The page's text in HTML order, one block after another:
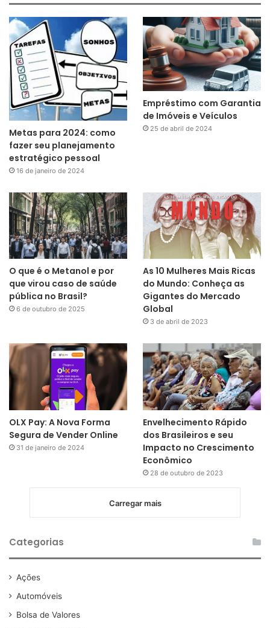
Metas para 2024: como
fazer seu planejamento
estratégico pessoal
16 de janeiro de 2024
Empréstimo com Garantia
de Imóveis e Veículos
25 de abril de 2024
O que é o Metanol e por
que virou caso de saúde
pública no Brasil?
6 de outubro de 2025
As 10 Mulheres Mais Ricas
do Mundo: Conheça as
Gigantes do Mercado
Global
3 de abril de 2023
OLX Pay: A Nova Forma
Segura de Vender Online
31 de janeiro de 2024
Envelhecimento Rápido
dos Brasileiros e seu
Impacto no Crescimento
Econômico
28 de outubro de 2023
Carregar mais
Categorias
Ações
Automóveis
Bolsa de Valores